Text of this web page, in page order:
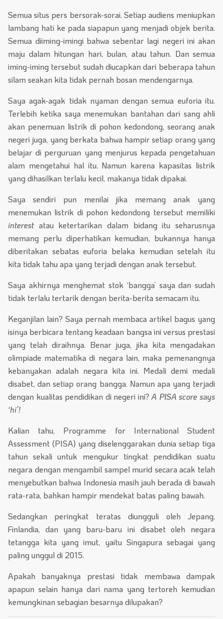
Semua situs pers bersorak-sorai. Setiap audiens meniupkan
lambang hati ke pada siapapun yang menjadi objek berita.
Semua diiming-imingi bahwa sebentar lagi negeri ini akan
maju dalam hitungan hari, bulan, atau tahun. Dan semua
iming-iming tersebut sudah diucapkan dari beberapa tahun
silam seakan kita tidak pernah bosan mendengarnya.
Saya agak-agak tidak nyaman dengan semua euforia itu.
Terlebih ketika saya menemukan bantahan dari sang ahli
akan penemuan listrik di pohon kedondong, seorang anak
negeri juga, yang berkata bahwa hampir setiap orang yang
belajar di perguruan yang menjurus kepada pengetahuan
alam mengetahui hal itu. Namun karena kapasitas listrik
yang dihasilkan terlalu kecil, makanya tidak dipakai.
Saya sendiri pun menilai jika memang anak yang
menemukan listrik di pohon kedondong tersebut memiliki
interestatau ketertarikan dalam bidang itu seharusnya
memang perlu diperhatikan kemudian, bukannya hanya
diberitakan sebatas euforia belaka kemudian setelah itu
kita tidak tahu apa yang terjadi dengan anak tersebut.
Saya akhirnya menghemat stok ‘bangga’ saya dan sudah
tidak terlalu tertarik dengan berita-berita semacam itu.
Keganjilan lain? Saya pernah membaca artikel bagus yang
isinya berbicara tentang keadaan bangsa ini versus prestasi
yang telah diraihnya. Benar juga, jika kita mengadakan
olimpiade matematika di negara lain, maka pemenangnya
kebanyakan adalah negara kita ini. Medali demi medali
disabet, dan setiap orang bangga. Namun apa yang terjadi
dengan kualitas pendidikan di negeri ini?A PISA score says
‘hi’!
Kalian tahu, Programme for International Student
Assessment (PISA) yang diselenggarakan dunia setiap tiga
tahun sekali untuk mengukur tingkat pendidikan suatu
negara dengan mengambil sampel murid secara acak telah
menyebutkan bahwa Indonesia masih jauh berada di bawah
rata-rata, bahkan hampir mendekat batas paling bawah.
Sedangkan peringkat teratas diungguli oleh Jepang,
Finlandia, dan yang baru-baru ini disabet oleh negara
tetangga kita yang imut, yaitu Singapura sebagai yang
paling unggul di 2015.
Apakah banyaknya prestasi tidak membawa dampak
apapun selain hanya dari nama yang tertoreh kemudian
kemungkinan sebagian besarnya dilupakan?